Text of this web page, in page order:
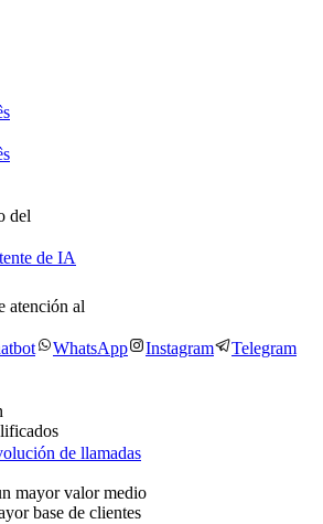
del
de IA
atención al
WhatsApp Instagram Telegram
de llamadas
mayor valor medio
base de clientes